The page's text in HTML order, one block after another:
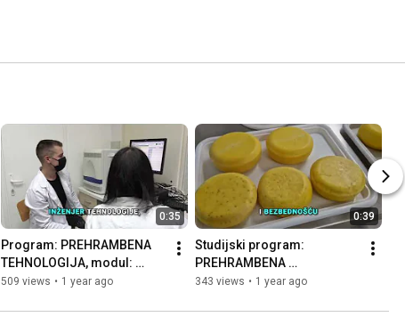
0:35
Program: PREHRAMBENA
TEHNOLOGIJA, modul:
UPRAVLJANJE
KVALITETOM U
509 views • 1 year ago
0:39
Studijski program:
PREHRAMBENA
TEHNOLOGIJA, modul:
PROIZVODA
343 views • 1 year ago